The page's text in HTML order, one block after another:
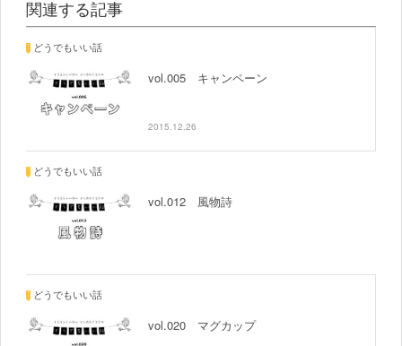
関連する記事
どうでもいい話
2015.12.26
vol.005 キャンペーン
どうでもいい話
vol.012 風物詩
どうでもいい話
vol.020 マグカップ